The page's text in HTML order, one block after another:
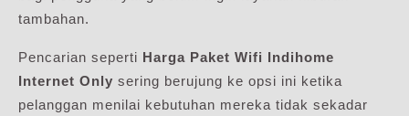
tambahan.
Pencarian seperti Harga Paket Wifi Indihome
Internet Only sering berujung ke opsi ini ketika
pelanggan menilai kebutuhan mereka tidak sekadar